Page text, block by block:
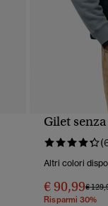
Gilet
Altri colori
€ 90,99€
Risparmi 30%